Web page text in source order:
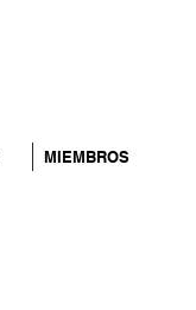
MIEMBROS